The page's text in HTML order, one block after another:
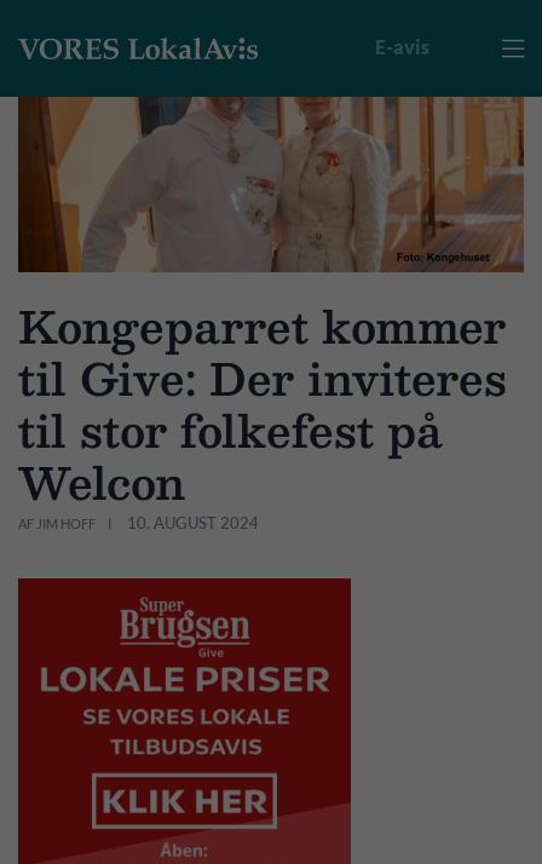

E-avis
Kongeparret kommer
til Give: Der inviteres
til stor folkefest på
Welcon
AF JIM HOFF 10. AUGUST 2024